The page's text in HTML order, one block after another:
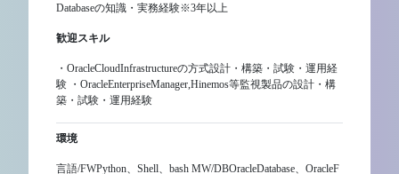
Databaseの知識・実務経験※3年以上
歓迎スキル
・OracleCloudInfrastructureの方式設計・構築・試験・運用経
験 ・OracleEnterpriseManager,Hinemos等監視製品の設計・構
築・試験・運用経験
環境
言語/FWPython、Shell、bash MW/DBOracleDatabase、OracleF